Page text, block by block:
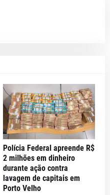
Polícia Federal apreende R$
2 milhões em dinheiro
durante ação contra
lavagem de capitais em
Porto Velho